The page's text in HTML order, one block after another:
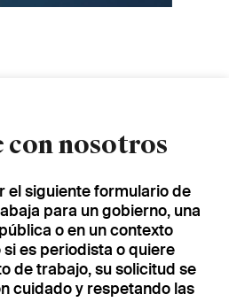
con nosotros
el siguiente formulario de
para un gobierno, una
o en un contexto
es periodista o quiere
de trabajo, su solicitud se
cuidado y respetando las